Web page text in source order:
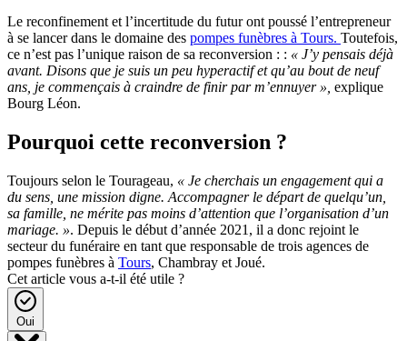
Le reconfinement et l’incertitude du futur ont poussé l’entrepreneur
à se lancer dans le domaine des pompes funèbres à Tours. Toutefois,
ce n’est pas l’unique raison de sa reconversion : : « J’y pensais déjà
avant. Disons que je suis un peu hyperactif et qu’au bout de neuf
ans, je commençais à craindre de finir par m’ennuyer », explique
Bourg Léon.
Pourquoi cette reconversion ?
Toujours selon le Tourageau, « Je cherchais un engagement qui a
du sens, une mission digne. Accompagner le départ de quelqu’un,
sa famille, ne mérite pas moins d’attention que l’organisation d’un
mariage. ». Depuis le début d’année 2021, il a donc rejoint le
secteur du funéraire en tant que responsable de trois agences de
pompes funèbres à Tours, Chambray et Joué.
Cet article vous a-t-il été utile ?
Oui